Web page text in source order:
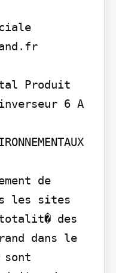
Produit
6 A
de
les sites
des
dans le
sont